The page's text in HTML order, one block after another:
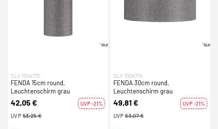
SLV 1004773
FENDA 15cm round,
Leuchtenschirm grau
42,05 €
UVP -21%
UVP 53,25 €
SLV 1004774
FENDA 30cm round,
Leuchtenschirm grau
49,81 €
UVP -21%
UVP 63,07 €